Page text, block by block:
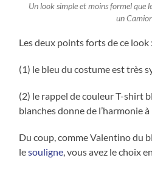
Un look simple et moins formel que
un
Les deux points forts de ce look :
(1) le bleu du costume est très
(2) le rappel de couleur T-shirt
blanches donne de l’harmonie à
Du coup, comme Valentino du
lesouligne , vous avez le choix